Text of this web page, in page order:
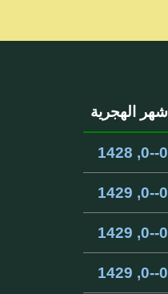
شهر الهجرية
0--0, 1428
0--0, 1429
0--0, 1429
0--0, 1429